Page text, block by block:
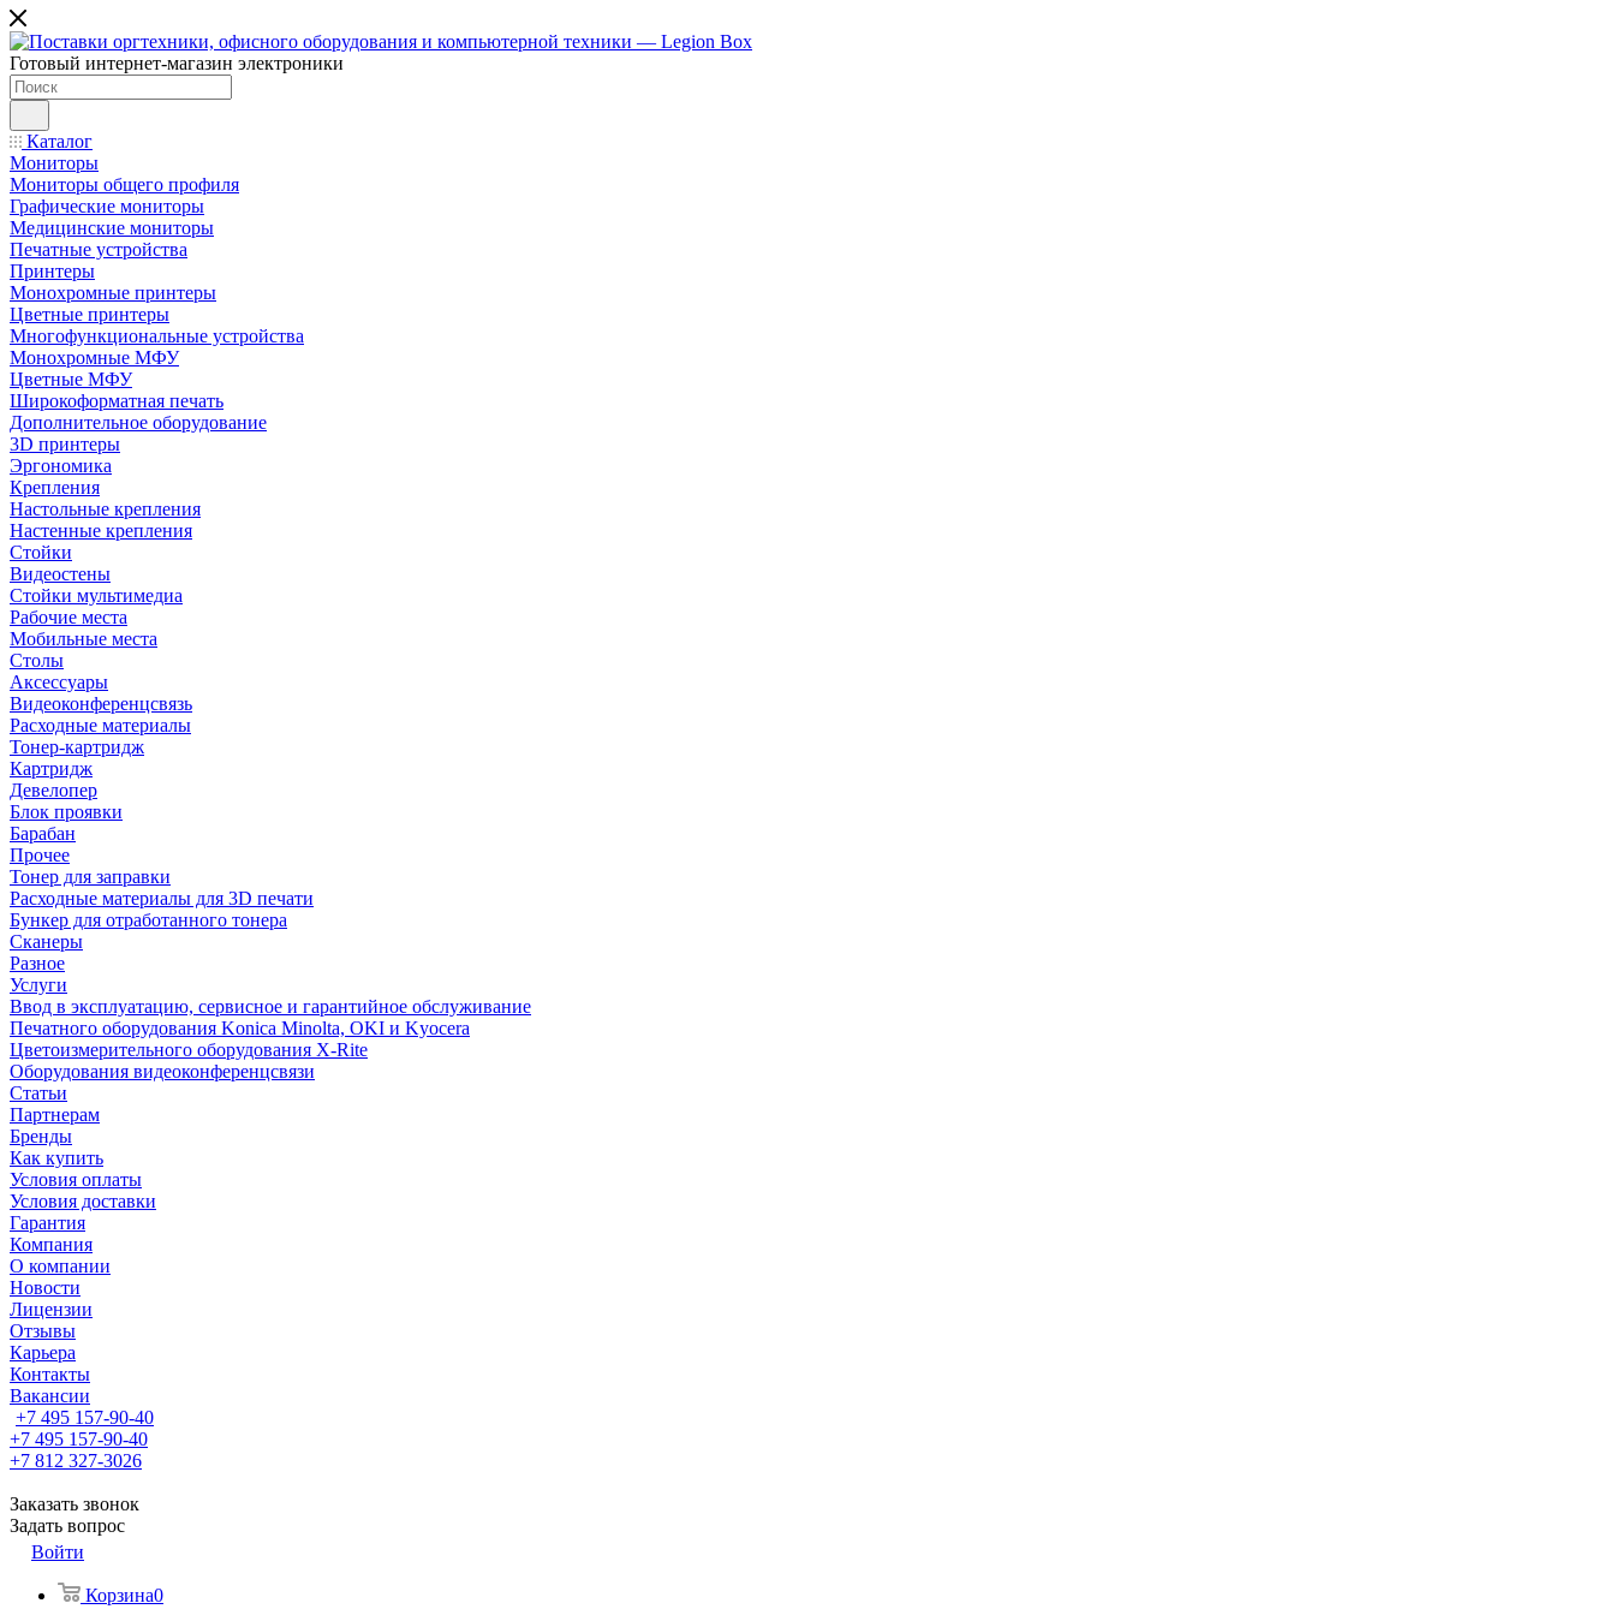
Готовый интернет-магазин электроники
Каталог
Мониторы
Мониторы общего профиля
Графические мониторы
Медицинские мониторы
Печатные устройства
Принтеры
Моноxромныe принтеры
Цвeтныe принтеры
Многофункциональные устройства
Монохромные МФУ
Цветные МФУ
Широкоформатная печать
Дополнительное оборудование
3D принтеры
Эргономика
Крепления
Настольные крепления
Настенные крепления
Стойки
Видеостены
Стойки мультимедиа
Рабочие места
Мобильные места
Столы
Аксессуары
Видеоконференцсвязь
Расходные материалы
Тонер-картридж
Картридж
Девелопер
Блок проявки
Барабан
Прочее
Тонер для заправки
Расходные материалы для 3D печати
Бункер для отработанного тонера
Сканеры
Разное
Услуги
Ввод в эксплуатацию, сервисное и гарантийное обслуживание
Печатного оборудования Konica Minolta, OKI и Kyocera
Цветоизмерительного оборудования X-Rite
Оборудования видеоконференцсвязи
Статьи
Партнерам
Бренды
Как купить
Условия оплаты
Условия доставки
Гарантия
Компания
О компании
Новости
Лицензии
Отзывы
Карьера
Контакты
Вакансии
+7 495 157-90-40
+7 495 157-90-40
+7 812 327-3026
Заказать звонок
Задать вопрос
Войти
Корзина0